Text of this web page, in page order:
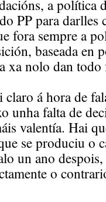
a política
PP para darlles
fora sempre a
baseada en
xa nolo dan
á hora de
unha falta de
valentía. Hai
se produciu o
un ano
o